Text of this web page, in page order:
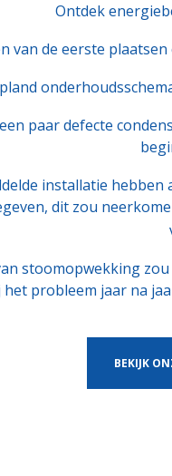
Ontdek
van de eerste
paar defecte
installatie
dit zou
stoomopwekking
probleem jaar na
BEKIJK